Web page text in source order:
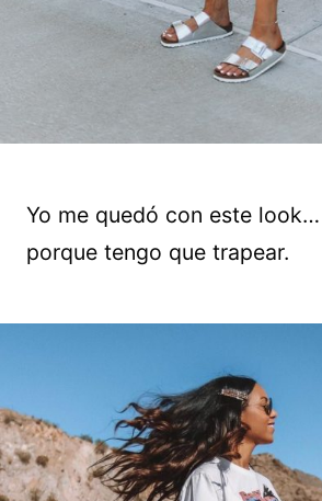
Yo me quedó con este
porque tengo que trapear.